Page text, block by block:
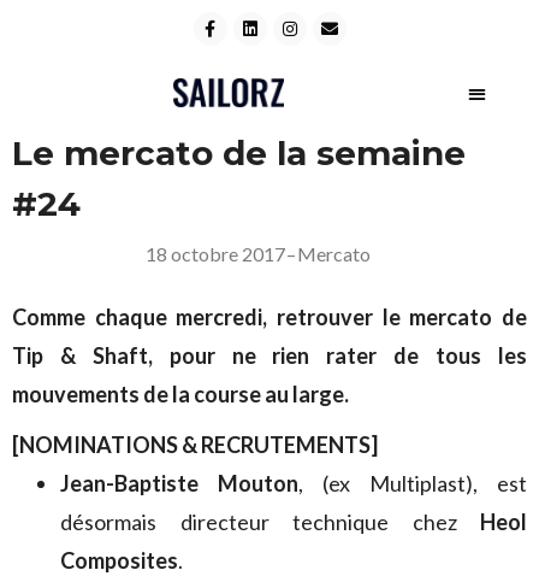
Le mercato de la semaine
#24
18 octobre 2017–Mercato
Comme chaque mercredi, retrouver le mercato de
Tip & Shaft, pour ne rien rater de tous les
mouvements de la course au large.
[NOMINATIONS & RECRUTEMENTS]
Jean-Baptiste Mouton, (ex Multiplast), est
désormais directeur technique chez Heol
Composites.